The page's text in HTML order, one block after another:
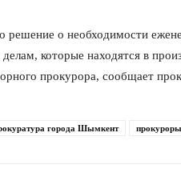
решение о необходимости
которые находятся в
прокурора, сообщает
города Шымкент прокуроры